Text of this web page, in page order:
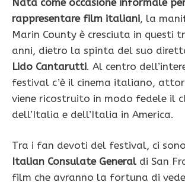
rappresentare film italiani, la
Marin County è cresciuta in questi
anni, dietro la spinta del suo
Lido Cantarutti. Al centro
festival c’è il cinema italiano,
viene ricostruito in modo fedele il
dell’Italia e dell’Italia in America.
Tra i fan devoti del festival, ci
Italian Consulate General di San
film che avranno la fortuna di